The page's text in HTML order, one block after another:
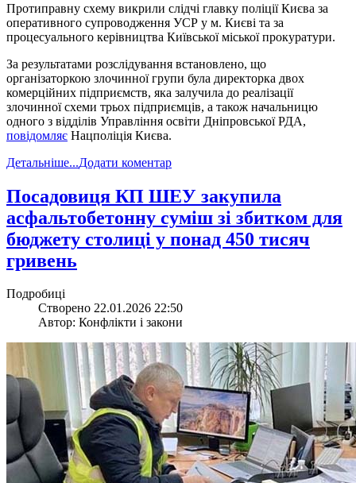
Протиправну схему викрили слідчі главку поліції Києва за
оперативного супроводження УСР у м. Києві та за
процесуального керівництва Київської міської прокуратури.
За результатами розслідування встановлено, що
організаторкою злочинної групи була директорка двох
комерційних підприємств, яка залучила до реалізації
злочинної схеми трьох підприємців, а також начальницю
одного з відділів Управління освіти Дніпровської РДА,
повідомляє Нацполіція Києва.
Детальніше...Додати коментар
​Посадовиця КП ШЕУ закупила
асфальтобетонну суміш зі збитком для
бюджету столиці у понад 450 тисяч
гривень
Подробиці
Створено 22.01.2026 22:50
Автор: Конфлікти і закони